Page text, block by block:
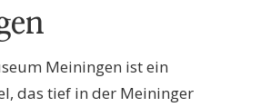
Meiningen ist ein
das tief in der Meininger